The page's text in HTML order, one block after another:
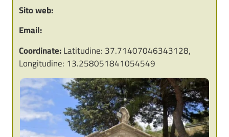
Sito web:
Email:
Coordinate:Latitudine: 37.71407046343128,
Longitudine: 13.258051841054549